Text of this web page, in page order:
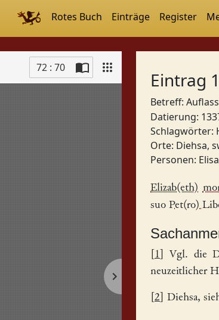
Rotes Buch Einträge Register
72 : 70
Eintrag
Betreff:
Datierung:
Schlagwörter:
Orte: Diehsa,
Personen:
Elizab(eth)
suo Pet(ro)
1
] Vgl. die
neuzeitlicher
2 ] Diehsa,